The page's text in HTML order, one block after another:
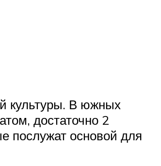
культуры. В южных
достаточно 2
послужат основой для